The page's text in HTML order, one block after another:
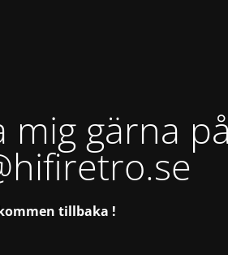
mig gärna
tillbaka !